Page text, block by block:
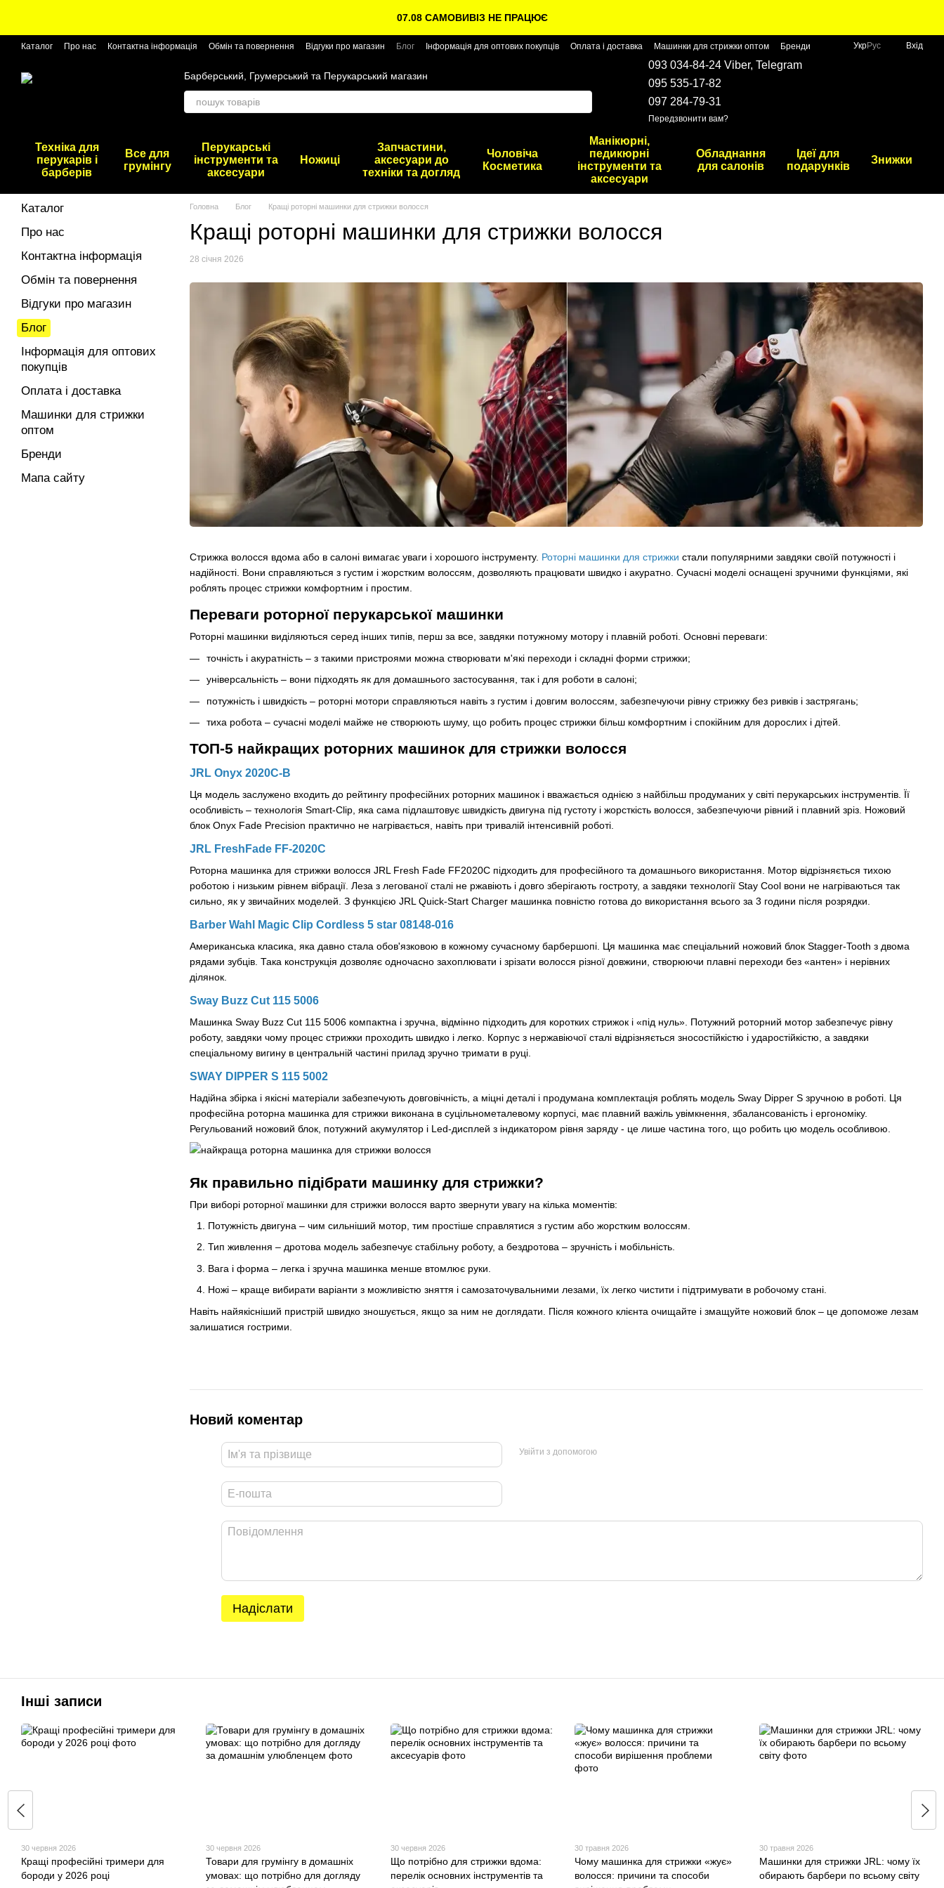
07.08 САМОВИВІЗ НЕ ПРАЦЮЄ
Каталог Про нас Контактна інформація Обмін та повернення Відгуки про магазин Блог Інформація для оптових покупців Оплата і доставка Машинки для стрижки оптом Бренди УкрРус Вхід
Барберський, Грумерський та Перукарський магазин
093 034-84-24 Viber, Telegram
095 535-17-82
097 284-79-31
Передзвонити вам?
Техніка для
перукарів і
барберів
Все для
грумінгу
Перукарські
інструменти та
аксесуари
Ножиці
Запчастини,
аксесуари до
техніки та догляд
Чоловіча
Косметика
Манікюрні,
педикюрні
інструменти та
аксесуари
Обладнання
для салонів
Ідеї для
подарунків
Знижки
Головна Блог Кращі роторні машинки для стрижки волосся
Кращі роторні машинки для стрижки волосся
28 січня 2026
Стрижка волосся вдома або в салоні вимагає уваги і хорошого інструменту. Роторні машинки для стрижки стали популярними завдяки своїй потужності і
надійності. Вони справляються з густим і жорстким волоссям, дозволяють працювати швидко і акуратно. Сучасні моделі оснащені зручними функціями, які
роблять процес стрижки комфортним і простим.
Переваги роторної перукарської машинки
Роторні машинки виділяються серед інших типів, перш за все, завдяки потужному мотору і плавній роботі. Основні переваги:
точність і акуратність – з такими пристроями можна створювати м'які переходи і складні форми стрижки;
універсальність – вони підходять як для домашнього застосування, так і для роботи в салоні;
потужність і швидкість – роторні мотори справляються навіть з густим і довгим волоссям, забезпечуючи рівну стрижку без ривків і застрягань;
тиха робота – сучасні моделі майже не створюють шуму, що робить процес стрижки більш комфортним і спокійним для дорослих і дітей.
ТОП-5 найкращих роторних машинок для стрижки волосся
JRL Onyx 2020C-B
Ця модель заслужено входить до рейтингу професійних роторних машинок і вважається однією з найбільш продуманих у світі перукарських інструментів. Її
особливість – технологія Smart-Clip, яка сама підлаштовує швидкість двигуна під густоту і жорсткість волосся, забезпечуючи рівний і плавний зріз. Ножовий
блок Onyx Fade Precision практично не нагрівається, навіть при тривалій інтенсивній роботі.
JRL FreshFade FF-2020C
Роторна машинка для стрижки волосся JRL Fresh Fade FF2020C підходить для професійного та домашнього використання. Мотор відрізняється тихою
роботою і низьким рівнем вібрації. Леза з легованої сталі не ржавіють і довго зберігають гостроту, а завдяки технології Stay Cool вони не нагріваються так
сильно, як у звичайних моделей. З функцією JRL Quick-Start Charger машинка повністю готова до використання всього за 3 години після розрядки.
Barber Wahl Magic Clip Cordless 5 star 08148-016
Американська класика, яка давно стала обов'язковою в кожному сучасному барбершопі. Ця машинка має спеціальний ножовий блок Stagger-Tooth з двома
рядами зубців. Така конструкція дозволяє одночасно захоплювати і зрізати волосся різної довжини, створюючи плавні переходи без «антен» і нерівних
ділянок.
Sway Buzz Cut 115 5006
Машинка Sway Buzz Cut 115 5006 компактна і зручна, відмінно підходить для коротких стрижок і «під нуль». Потужний роторний мотор забезпечує рівну
роботу, завдяки чому процес стрижки проходить швидко і легко. Корпус з нержавіючої сталі відрізняється зносостійкістю і ударостійкістю, а завдяки
спеціальному вигину в центральній частині прилад зручно тримати в руці.
SWAY DIPPER S 115 5002
Надійна збірка і якісні матеріали забезпечують довговічність, а міцні деталі і продумана комплектація роблять модель Sway Dipper S зручною в роботі. Ця
професійна роторна машинка для стрижки виконана в суцільнометалевому корпусі, має плавний важіль увімкнення, збалансованість і ергономіку.
Регульований ножовий блок, потужний акумулятор і Led-дисплей з індикатором рівня заряду - це лише частина того, що робить цю модель особливою.
Як правильно підібрати машинку для стрижки?
При виборі роторної машинки для стрижки волосся варто звернути увагу на кілька моментів:
Потужність двигуна – чим сильніший мотор, тим простіше справлятися з густим або жорстким волоссям.
Тип живлення – дротова модель забезпечує стабільну роботу, а бездротова – зручність і мобільність.
Вага і форма – легка і зручна машинка менше втомлює руки.
Ножі – краще вибирати варіанти з можливістю зняття і самозаточувальними лезами, їх легко чистити і підтримувати в робочому стані.
Навіть найякісніший пристрій швидко зношується, якщо за ним не доглядати. Після кожного клієнта очищайте і змащуйте ножовий блок – це допоможе лезам
залишатися гострими.
Новий коментар
Увійти з допомогою
Надіслати
Каталог
Про нас
Контактна інформація
Обмін та повернення
Відгуки про магазин
Блог
Інформація для оптових
покупців
Оплата і доставка
Машинки для стрижки
оптом
Бренди
Мапа сайту
Інші записи
30 червня 2026
Кращі професійні тримери для
бороди у 2026 році
30 червня 2026
Товари для грумінгу в домашніх
умовах: що потрібно для догляду
30 червня 2026
Що потрібно для стрижки вдома:
перелік основних інструментів та
30 травня 2026
Чому машинка для стрижки «жує»
волосся: причини та способи
30 травня 2026
Машинки для стрижки JRL: чому їх
обирають барбери по всьому світу